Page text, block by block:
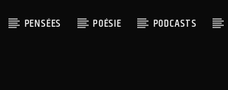
PENSÉES POÉSIE PODCASTS